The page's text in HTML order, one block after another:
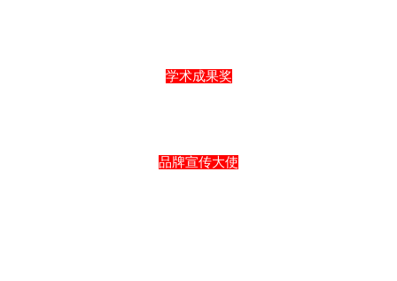
学术成果奖
品牌宣传大使